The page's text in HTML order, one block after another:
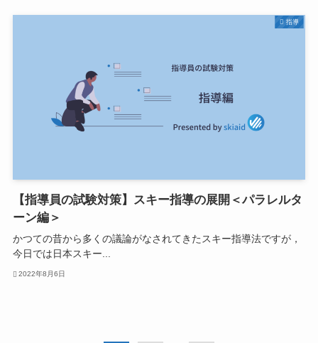
指導
【指導員の試験対策】スキー指導の展開＜パラレルタ
ーン編＞
かつての昔から多くの議論がなされてきたスキー指導法ですが，
今日では日本スキー...
2022年8月6日